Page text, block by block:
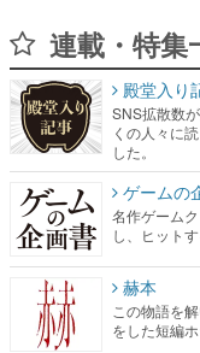
くの人々に
した。
ゲームの
名作ゲーム
し、ヒット
赫本
この物語を
をした短編
新世代に
これからの
を追い、彼